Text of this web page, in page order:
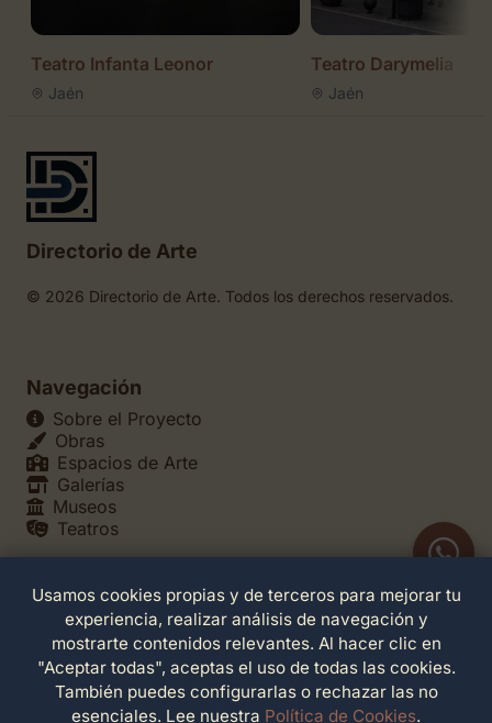
Teatro Infanta Leonor
Jaén
Teatro Darymelia
Jaén
Directorio de Arte
© 2026 Directorio de Arte. Todos los derechos reservados.
Navegación
Sobre el Proyecto
Obras
Espacios de Arte
Galerías
Museos
Teatros
Legales
Política de Privacidad
Política de Cookies
Configuración de Cookies
Términos de Servicio
Usamos cookies propias y de terceros para mejorar tu
experiencia, realizar análisis de navegación y
mostrarte contenidos relevantes. Al hacer clic en
"Aceptar todas", aceptas el uso de todas las cookies.
También puedes configurarlas o rechazar las no
esenciales. Lee nuestra Política de Cookies.